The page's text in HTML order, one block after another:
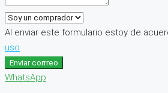
Al enviar este formulario estoy de
uso
Enviar corrreo
WhatsApp